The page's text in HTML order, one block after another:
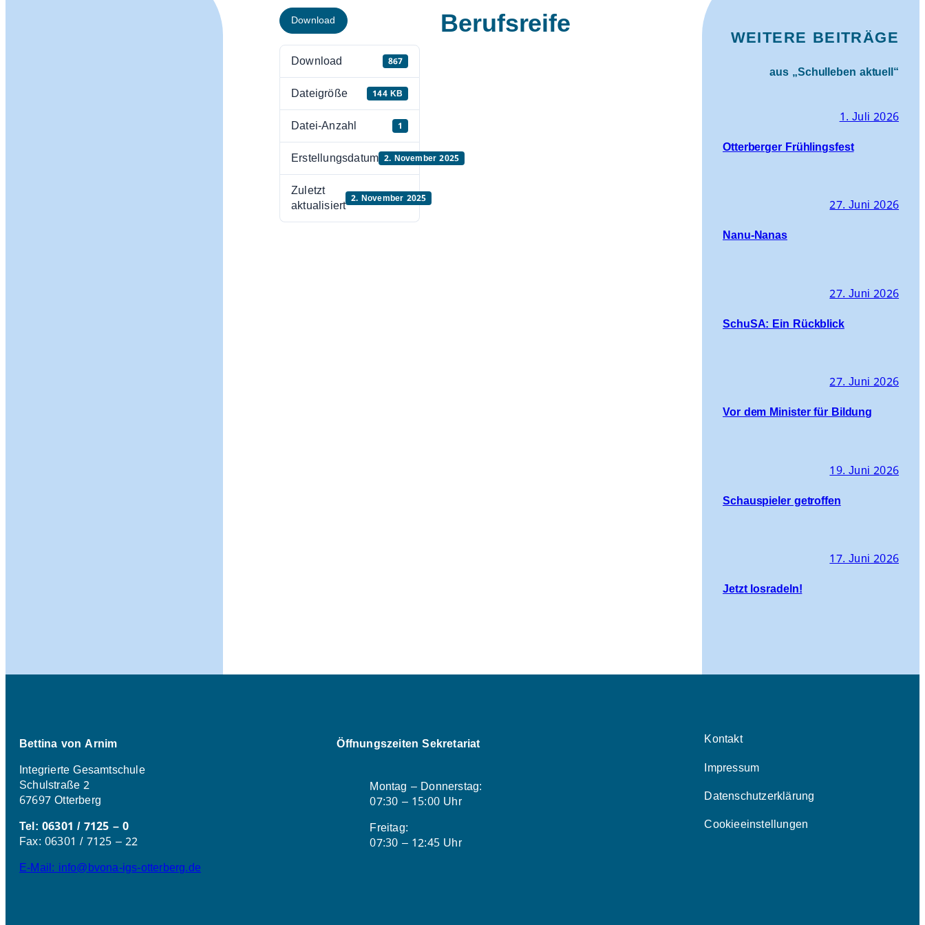
Download
Download 867
Dateigröße 144 KB
Datei-Anzahl 1
Erstellungsdatum 2. November 2025
Zuletzt
aktualisiert 2. November 2025
Berufsreife WEITERE BEITRÄGE
aus „Schulleben aktuell“
1. Juli 2026
Otterberger Frühlingsfest
27. Juni 2026
Nanu-Nanas
27. Juni 2026
SchuSA: Ein Rückblick
27. Juni 2026
Vor dem Minister für Bildung
19. Juni 2026
Schauspieler getroffen
17. Juni 2026
Jetzt losradeln!
Bettina von Arnim
Integrierte Gesamtschule
Schulstraße 2
67697 Otterberg
Tel: 06301 / 7125 – 0
Fax: 06301 / 7125 – 22
E-Mail: info@bvona-igs-otterberg.de
Öffnungszeiten Sekretariat
Montag – Donnerstag:
07:30 – 15:00 Uhr
Freitag:
07:30 – 12:45 Uhr
Kontakt
Impressum
Datenschutzerklärung
Cookieeinstellungen